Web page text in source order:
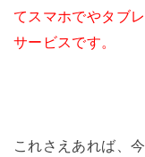
てスマホでやタブ
サービスです。
これさえあれば、